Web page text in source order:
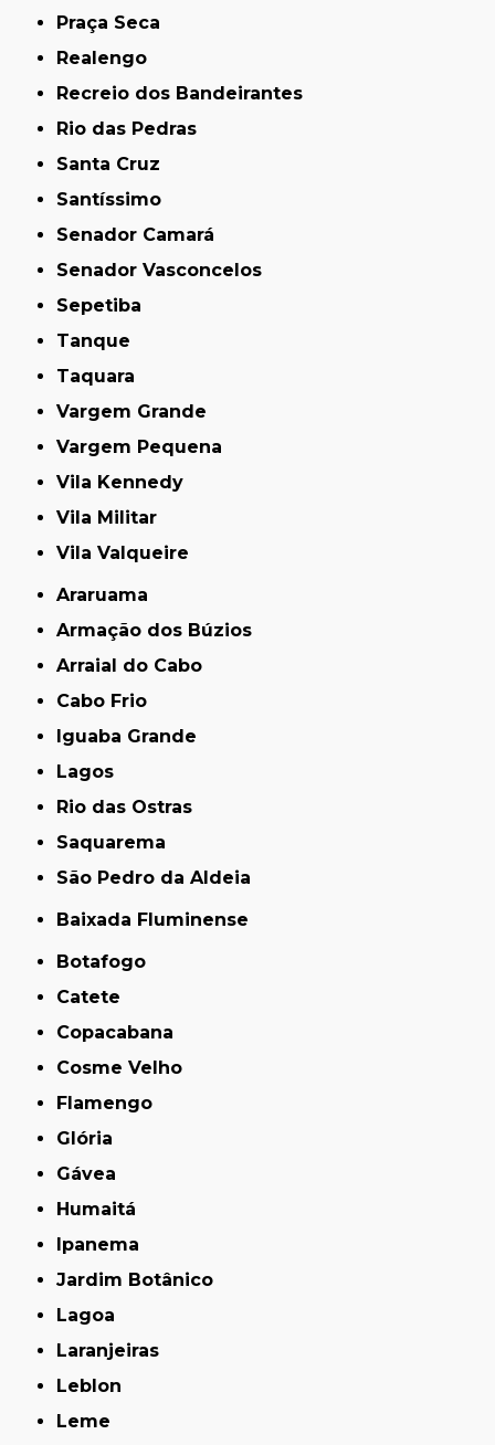
Praça Seca
Realengo
Recreio dos Bandeirantes
Rio das Pedras
Santa Cruz
Santíssimo
Senador Camará
Senador Vasconcelos
Sepetiba
Tanque
Taquara
Vargem Grande
Vargem Pequena
Vila Kennedy
Vila Militar
Vila Valqueire
Araruama
Armação dos Búzios
Arraial do Cabo
Cabo Frio
Iguaba Grande
Lagos
Rio das Ostras
Saquarema
São Pedro da Aldeia
Baixada Fluminense
Botafogo
Catete
Copacabana
Cosme Velho
Flamengo
Glória
Gávea
Humaitá
Ipanema
Jardim Botânico
Lagoa
Laranjeiras
Leblon
Leme